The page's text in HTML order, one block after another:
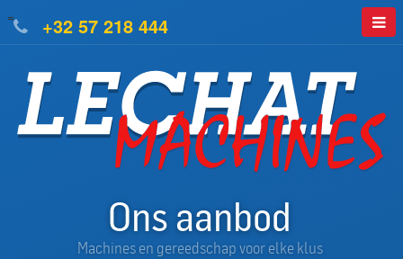
+32 57 218 444
=
Ons aanbod
Machines en gereedschap voor elke klus